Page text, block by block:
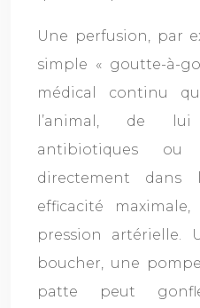
Une perfusion, par
simple « goutte-à-
médical continu
l’animal, de
antibiotiques ou
directement
efficacité
pression artérielle.
boucher, une
patte peut